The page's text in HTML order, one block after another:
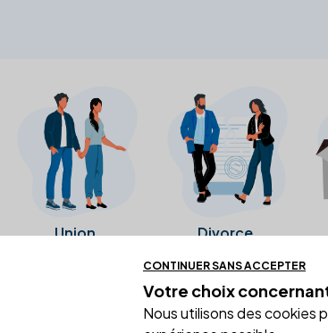
Union Divorce
Ces avis proviennent
CONTINUER SANS ACCEPTER
Votre choix
Nous utilisons des cookies